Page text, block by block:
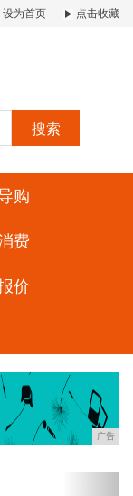
设为首页 点击收藏
搜索
购
费
价
广告